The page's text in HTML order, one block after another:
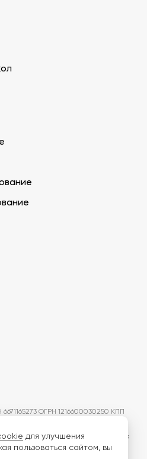
ОГРН 1216600030250 КПП
публичной офертой. Изображения
товаров. Поставщик оставляет за
товаров без
для улучшения
пользоваться сайтом, вы